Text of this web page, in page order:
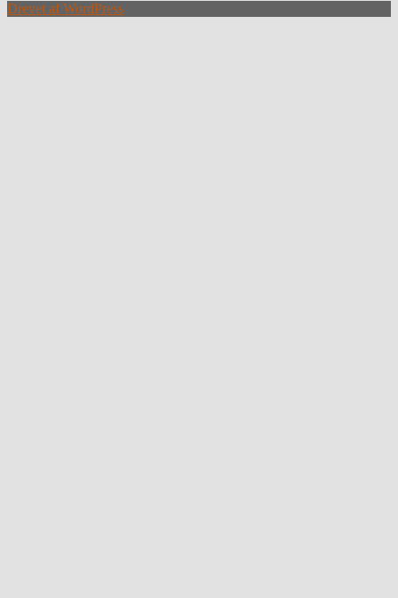
Drevet af WordPress